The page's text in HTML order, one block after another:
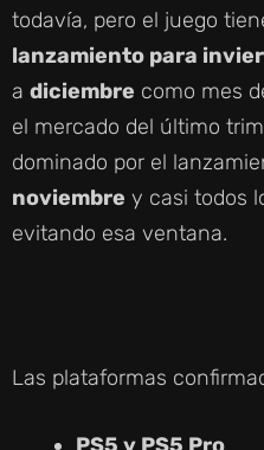
todavía, pero el juego
lanzamiento para
a diciembre como mes
el mercado del último
dominado por el
noviembre y casi todos
evitando esa ventana.
Las plataformas